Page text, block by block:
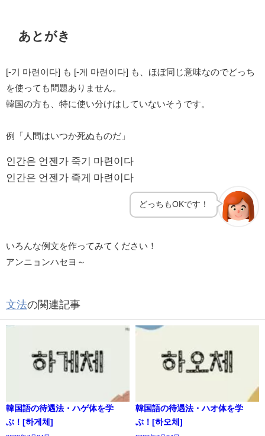
あとがき
[-기 마련이다] も [-게 마련이다] も、ほぼ同じ意味なのでどっち
を使っても問題ありません。
韓国の方も、特に使い分けはしていないそうです。
例「人間はいつか死ぬものだ」
인간은 언젠가 죽기 마련이다
인간은 언젠가 죽게 마련이다
どっちもOKです！
いろんな例文を作ってみてください！
アンニョンハセヨ～
文法の関連記事
韓国語の待遇法・ハゲ体を学
ぶ！[하게체]
韓国語の待遇法・ハオ体を学
ぶ！[하오체]